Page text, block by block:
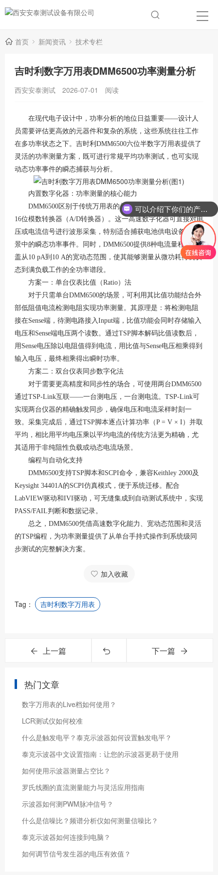
首页 新闻资讯 技术专栏
吉时利数字万用表DMM6500功率测量分析
西安安泰测试 2026-07-01 阅读
在现代电子设计中，功率分析的地位日益重要——设计人
员需要评估更高效的元器件和复杂的系统，这些系统往往工作
在多功率状态之下。吉时利DMM6500六位半数字万用表提供了
灵活的功率测量方案，既可进行常规平均功率测试，也可实现
动态功率事件的瞬态捕获与分析。
内置数字化器：功率测量的核心能力
DMM6500区别于传统万用表的关键在于其内置的1 MS/s、
16位模数转换器（A/D转换器） 。这一高速数字化器可直接对电
压或电流信号进行波形采集，特别适合捕获电池供电设备等场
景中的瞬态功率事件。同时， DMM6500提供8种电流量程，覆
盖从10 pA到10 A的宽动态范围，使其能够测量从微功耗待机状
态到满负载工作的全功率谱段。
方案一：单台仪表比值（Ratio）法
对于只需单台DMM6500的场景，可利用其比值功能结合外
部低阻值电流检测电阻实现功率测量。其原理是：将检测电阻
接在Sense端，待测电路接入Input端，比值功能会同时存储输入
电压和Sense端电压两个读数。通过TSP脚本解码比值读数后，
用Sense电压除以电阻值得到电流，用比值与Sense电压相乘得到
输入电压，最终相乘得出瞬时功率。
方案二：双台仪表同步数字化法
对于需要更高精度和同步性的场合，可使用两台DMM6500
通过TSP-Link互联——一台测电压，一台测电流。TSP-Link可
实现两台仪器的精确触发同步，确保电压和电流采样时刻一
致。采集完成后，通过TSP脚本逐点计算功率（P = V × I）并取
平均，相比用平均电压乘以平均电流的传统方法更为精确，尤
其适用于非纯阻性负载或动态电流场景。
编程与自动化支持
DMM6500支持TSP脚本和SCPI命令，兼容Keithley 2000及
Keysight 34401A的SCPI仿真模式，便于系统迁移。配合
LabVIEW驱动和IVI驱动，可无缝集成到自动测试系统中，实现
PASS/FAIL判断和数据记录。
总之， DMM6500凭借高速数字化能力、宽动态范围和灵活
的TSP编程，为功率测量提供了从单台手持式操作到系统级同
步测试的完整解决方案。
加入收藏
Tag： 吉时利数字万用表
上一篇 下一篇
热门文章
数字万用表的Live档如何使用？
LCR测试仪如何校准
什么是触发电平？泰克示波器如何设置触发电平？
泰克示波器中文设置指南：让您的示波器更易于使用
如何使用示波器测量占空比？
罗氏线圈的直流测量能力与灵活应用指南
示波器如何测PWM脉冲信号？
什么是信噪比？频谱分析仪如何测量信噪比？
泰克示波器如何连接到电脑？
如何调节信号发生器的电压有效值？
可以介绍下你们的产品么？